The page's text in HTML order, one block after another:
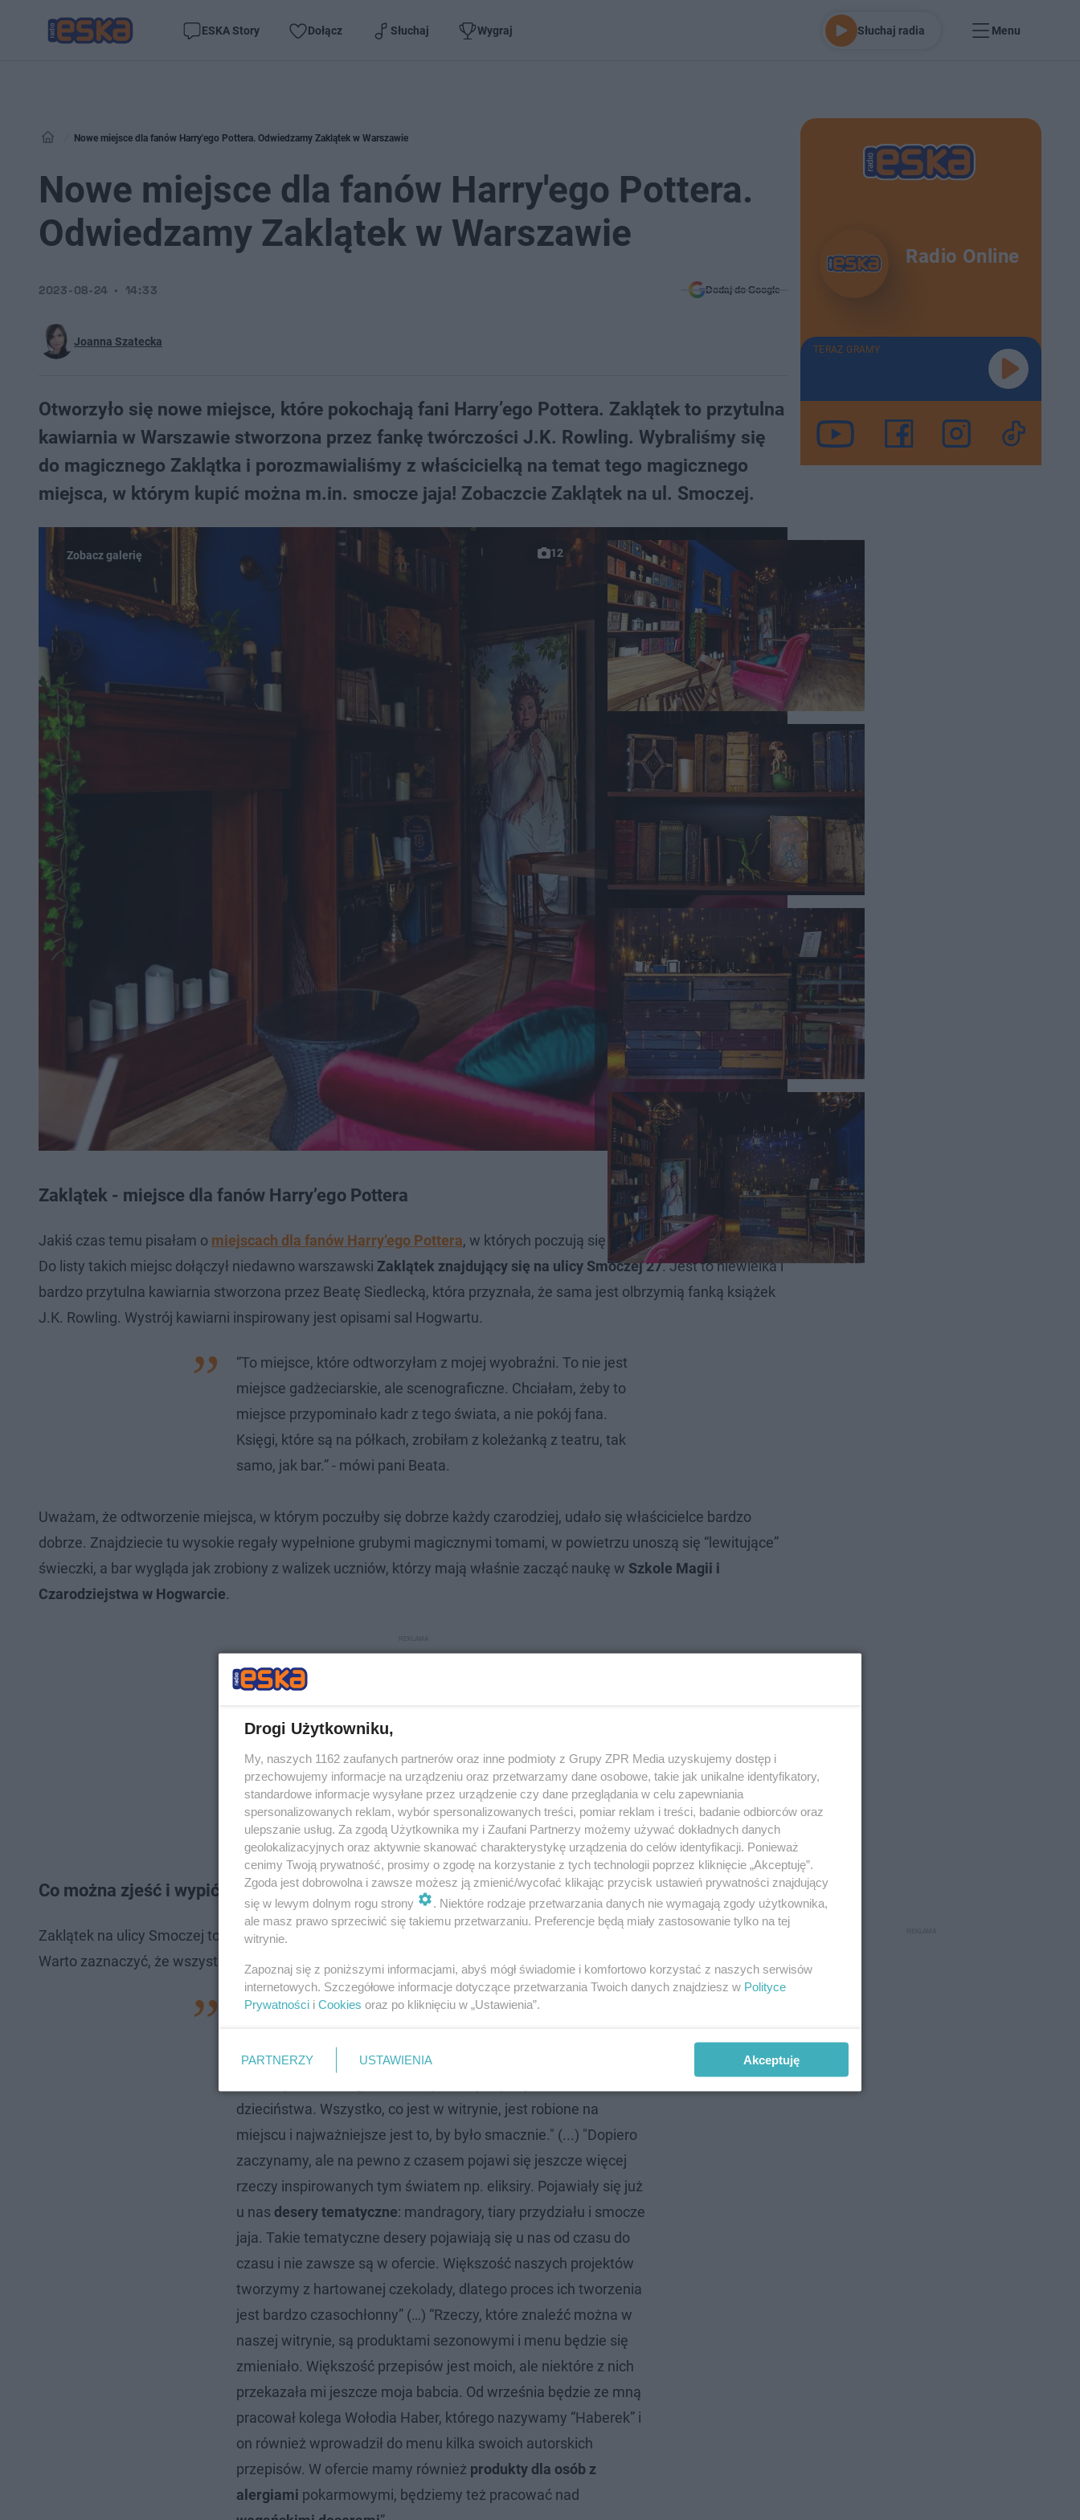
ESKA Story Dołącz Słuchaj Wygraj Słuchaj radia Menu
Nowe miejsce dla fanów Harry'ego Pottera. Odwiedzamy Zaklątek w Warszawie
Nowe miejsce dla fanów Harry'ego Pottera.
Odwiedzamy Zaklątek w Warszawie
Joanna Szatecka
2023-08-24 14:33 Dodaj do Google
Otworzyło się nowe miejsce, które pokochają fani Harry’ego Pottera. Zaklątek to przytulna
kawiarnia w Warszawie stworzona przez fankę twórczości J.K. Rowling. Wybraliśmy się
do magicznego Zaklątka i porozmawialiśmy z właścicielką na temat tego magicznego
miejsca, w którym kupić można m.in. smocze jaja! Zobaczcie Zaklątek na ul. Smoczej.
12
Zaklątek - miejsce dla fanów Harry’ego Pottera
Jakiś czas temu pisałam o miejscach dla fanów Harry’ego Pottera, w których poczują się jak w świecie czarodziejów.
Do listy takich miejsc dołączył niedawno warszawski Zaklątek znajdujący się na ulicy Smoczej 27. Jest to niewielka i
bardzo przytulna kawiarnia stworzona przez Beatę Siedlecką, która przyznała, że sama jest olbrzymią fanką książek
J.K. Rowling. Wystrój kawiarni inspirowany jest opisami sal Hogwartu.
“To miejsce, które odtworzyłam z mojej wyobraźni. To nie jest
miejsce gadżeciarskie, ale scenograficzne. Chciałam, żeby to
miejsce przypominało kadr z tego świata, a nie pokój fana.
Księgi, które są na półkach, zrobiłam z koleżanką z teatru, tak
samo, jak bar.” - mówi pani Beata.
Uważam, że odtworzenie miejsca, w którym poczułby się dobrze każdy czarodziej, udało się właścicielce bardzo
dobrze. Znajdziecie tu wysokie regały wypełnione grubymi magicznymi tomami, w powietrzu unoszą się “lewitujące”
świeczki, a bar wygląda jak zrobiony z walizek uczniów, którzy mają właśnie zacząć naukę w Szkole Magii i
Czarodziejstwa w Hogwarcie.
Co można zjeść i wypić w Zaklątku?
Zaklątek na ulicy Smoczej to kawiarnia, dostaniecie tu pyszną kawę i herbatę, desery oraz
Warto zaznaczyć, że wszystkie słodkie przysmaki są
wypiekami robionymi na miejscu . Jak mówi ich twórczyni:
“Od dziecka lubiłam piec, karmić ludzi i patrzeć, że im smakuje.
tworząc torty.”(...) “Chciałam odtworzyć ten ciepły, wręcz
dzieciństwa. Wszystko, co jest w witrynie, jest robione na
miejscu i najważniejsze jest to, by było smacznie." (...) "Dopiero
zaczynamy, ale na pewno z czasem pojawi się jeszcze więcej
rzeczy inspirowanych tym światem np. eliksiry. Pojawiały się już
u nas desery tematyczne: mandragory, tiary przydziału i smocze
jaja. Takie tematyczne desery pojawiają się u nas od czasu do
czasu i nie zawsze są w ofercie. Większość naszych projektów
tworzymy z hartowanej czekolady, dlatego proces ich tworzenia
jest bardzo czasochłonny” (…) “Rzeczy, które znaleźć można w
naszej witrynie, są produktami sezonowymi i menu będzie się
zmieniało. Większość przepisów jest moich, ale niektóre z nich
przekazała mi jeszcze moja babcia. Od września będzie ze mną
pracował kolega Wołodia Haber, którego nazywamy “Haberek” i
on również wprowadził do menu kilka swoich autorskich
przepisów. W ofercie mamy również produkty dla osób z
alergiami pokarmowymi, będziemy też pracować nad
Radio Online
TERAZ GRAMY
Drogi Użytkowniku,
My, naszych 1162 zaufanych partnerów oraz inne podmioty z Grupy ZPR Media uzyskujemy dostęp i
przechowujemy informacje na urządzeniu oraz przetwarzamy dane osobowe, takie jak unikalne identyfikatory,
standardowe informacje wysyłane przez urządzenie czy dane przeglądania w celu zapewniania
spersonalizowanych reklam, wybór spersonalizowanych treści, pomiar reklam i treści, badanie odbiorców oraz
ulepszanie usług. Za zgodą Użytkownika my i Zaufani Partnerzy możemy używać dokładnych danych
geolokalizacyjnych oraz aktywnie skanować charakterystykę urządzenia do celów identyfikacji. Ponieważ
cenimy Twoją prywatność, prosimy o zgodę na korzystanie z tych technologii poprzez kliknięcie „Akceptuję”.
Zgoda jest dobrowolna i zawsze możesz ją zmienić/wycofać klikając przycisk ustawień prywatności znajdujący
się w lewym dolnym rogu strony
. Niektóre rodzaje przetwarzania danych nie wymagają zgody użytkownika,
ale masz prawo sprzeciwić się takiemu przetwarzaniu. Preferencje będą miały zastosowanie tylko na tej
witrynie.
Zapoznaj się z poniższymi informacjami, abyś mógł świadomie i komfortowo korzystać z naszych serwisów
internetowych. Szczegółowe informacje dotyczące przetwarzania Twoich danych znajdziesz w Polityce
Prywatności i Cookies oraz po kliknięciu w „Ustawienia”.
PARTNERZY USTAWIENIA Akceptuję